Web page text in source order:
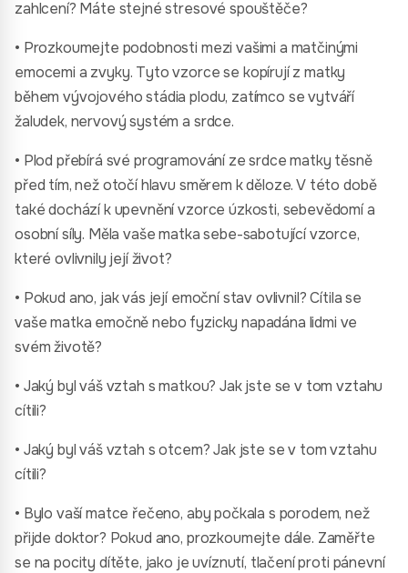
zahlcení? Máte stejné stresové spouštěče?
• Prozkoumejte podobnosti mezi vašimi a matčinými
emocemi a zvyky. Tyto vzorce se kopírují z matky
během vývojového stádia plodu, zatímco se vytváří
žaludek, nervový systém a srdce.
• Plod přebírá své programování ze srdce matky těsně
před tím, než otočí hlavu směrem k děloze. V této době
také dochází k upevnění vzorce úzkosti, sebevědomí a
osobní síly. Měla vaše matka sebe-sabotující vzorce,
které ovlivnily její život?
• Pokud ano, jak vás její emoční stav ovlivnil? Cítila se
vaše matka emočně nebo fyzicky napadána lidmi ve
svém životě?
• Jaký byl váš vztah s matkou? Jak jste se v tom vztahu
cítili?
• Jaký byl váš vztah s otcem? Jak jste se v tom vztahu
cítili?
• Bylo vaší matce řečeno, aby počkala s porodem, než
přijde doktor? Pokud ano, prozkoumejte dále. Zaměřte
se na pocity dítěte, jako je uvíznutí, tlačení proti pánevní